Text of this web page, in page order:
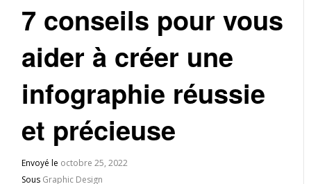
7 conseils pour vous
aider à créer une
infographie réussie
et précieuse
Envoyé le octobre 25, 2022
Sous Graphic Design